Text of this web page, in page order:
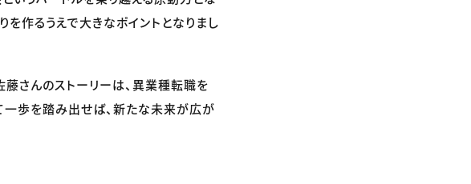
作るうえで大きなポイントとなりまし
藤さんのストーリーは、異業種転職を
一歩を踏み出せば、新たな未来が広が